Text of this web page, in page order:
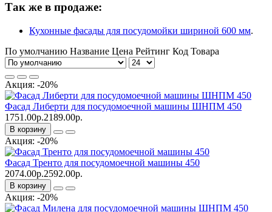
Так же в продаже:
Кухонные фасады для посудомойки шириной 600 мм.
По умолчанию Название Цена Рейтинг Код Товара
Акция: -20%
Фасад Либерти для посудомоечной машины ШНПМ 450
1751.00р.2189.00р.
В корзину
Акция: -20%
Фасад Тренто для посудомоечной машины 450
2074.00р.2592.00р.
В корзину
Акция: -20%